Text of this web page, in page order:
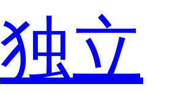
独立